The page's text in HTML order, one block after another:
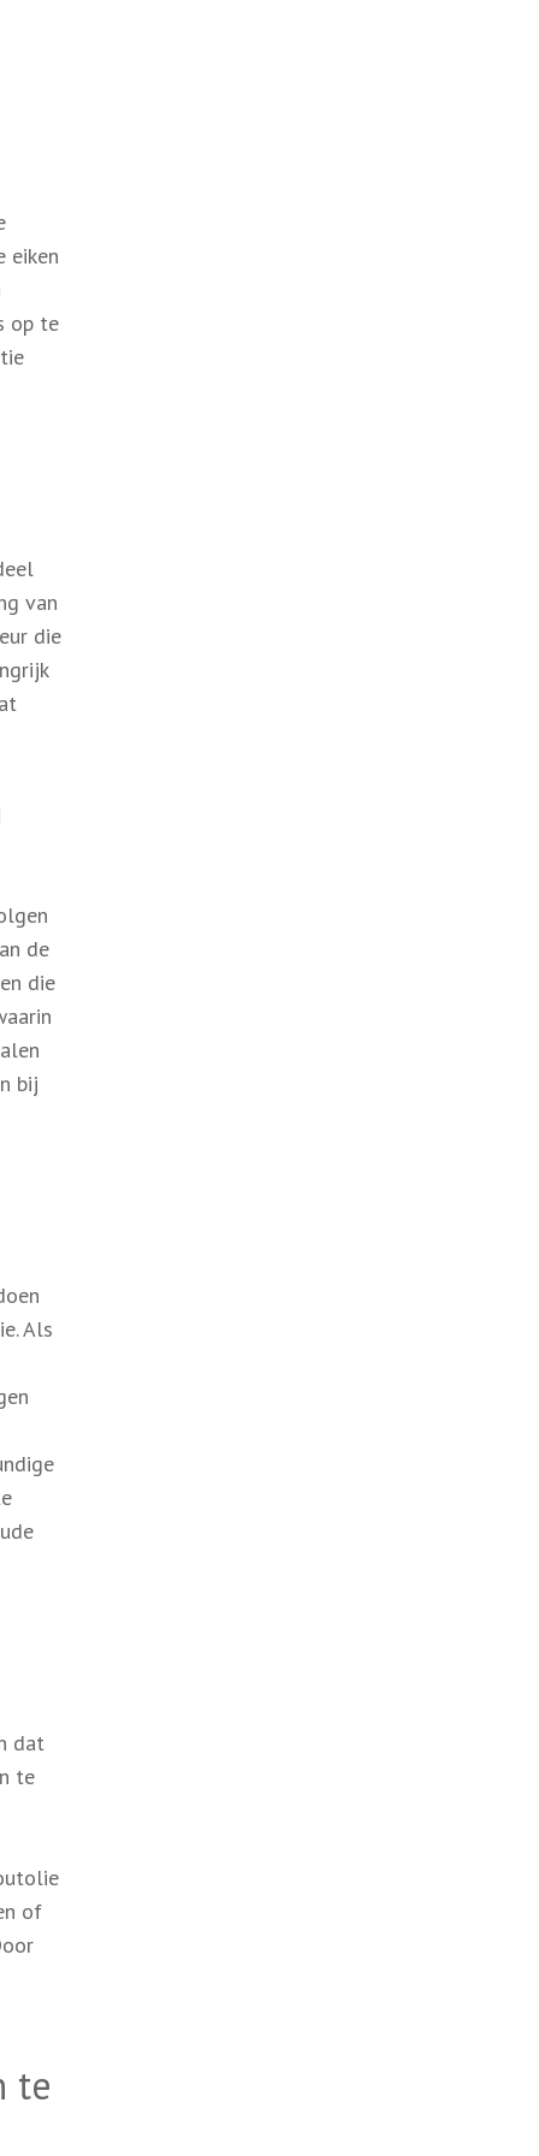
eiken
op te
van
die
de
die
bij
Als
dat
te
of
te